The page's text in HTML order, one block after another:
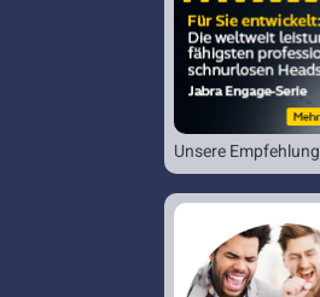
Unsere Empfehlung